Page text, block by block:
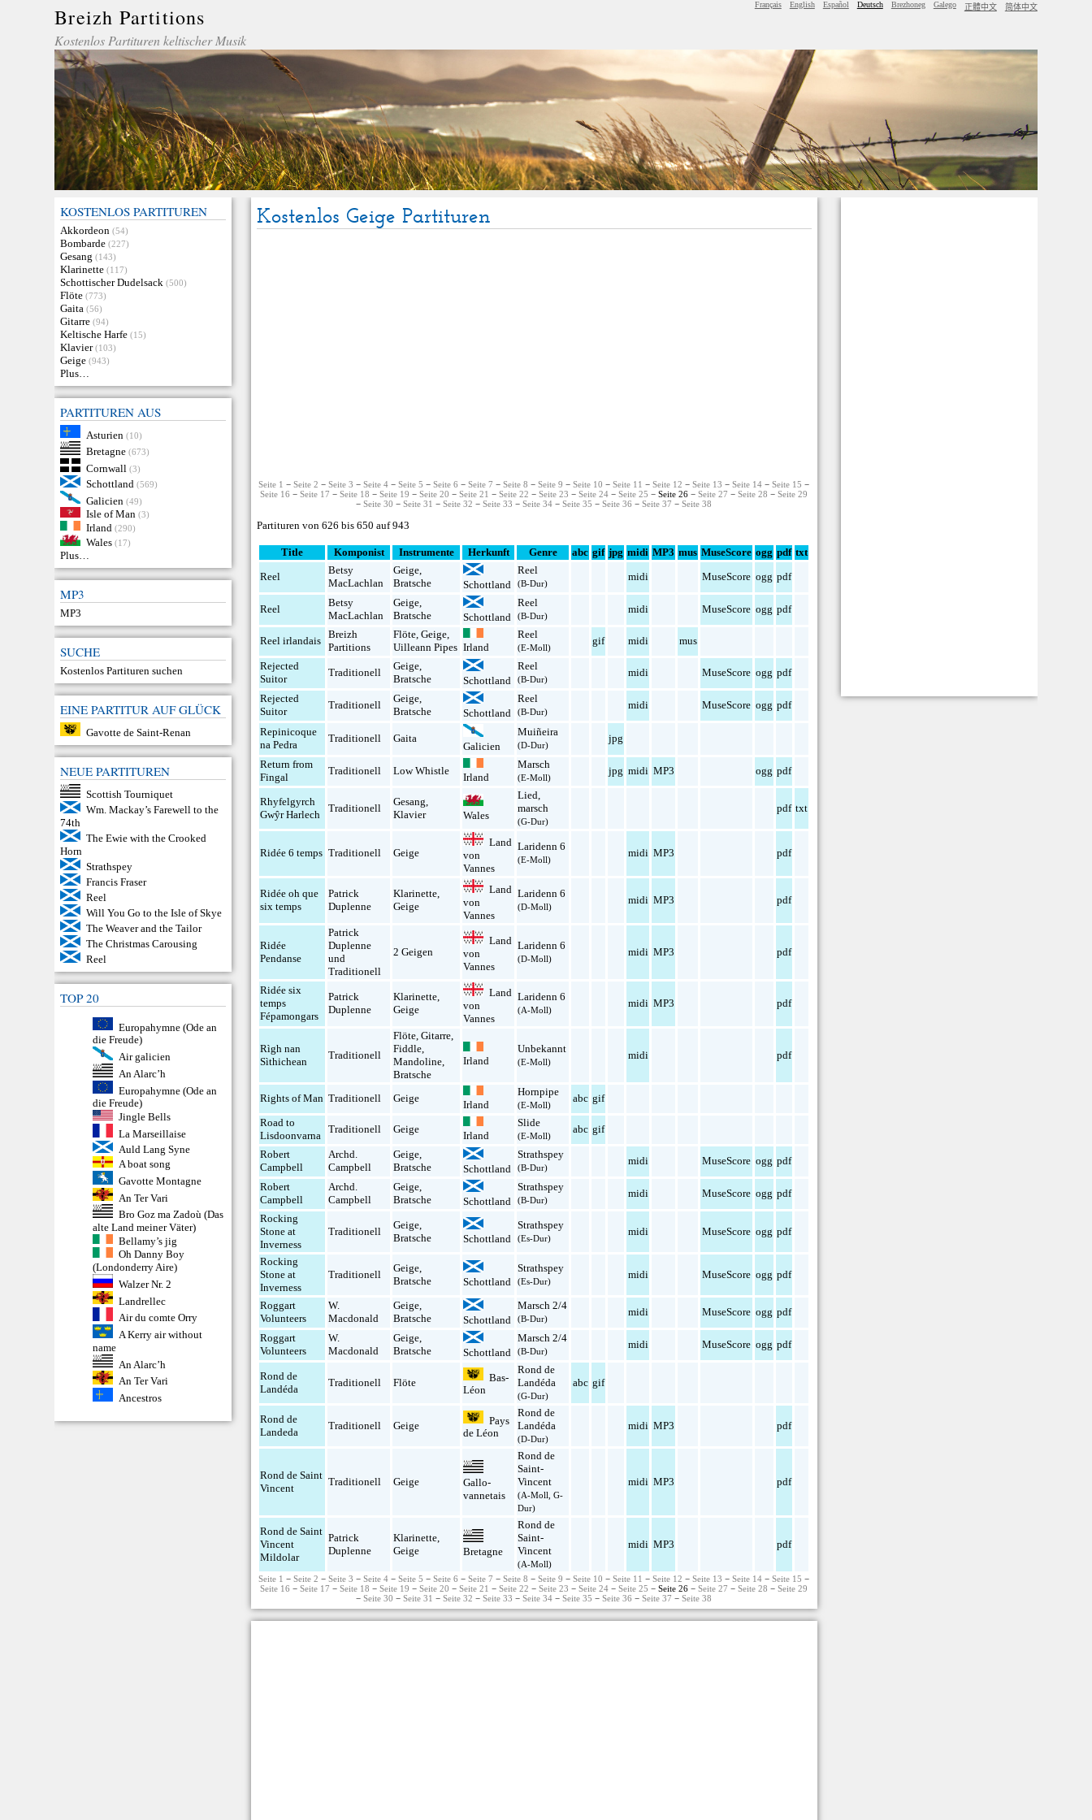
Breizh Partitions
Kostenlos Partituren keltischer Musik
Français English Español Deutsch Brezhoneg Galego 正體中文 简体中文
KOSTENLOS PARTITUREN
Akkordeon (54)
Bombarde (227)
Gesang (143)
Klarinette (117)
Schottischer Dudelsack (500)
Flöte (773)
Gaita (56)
Gitarre (94)
Keltische Harfe (15)
Klavier (103)
Geige (943)
Plus…
PARTITUREN AUS
Asturien (10)
Bretagne (673)
Cornwall (3)
Schottland (569)
Galicien (49)
Isle of Man (3)
Irland (290)
Wales (17)
Plus…
MP3
MP3
SUCHE
Kostenlos Partituren suchen
EINE PARTITUR AUF GLÜCK
Gavotte de Saint-Renan
NEUE PARTITUREN
Scottish Tourniquet
Wm. Mackay’s Farewell to the
74th
The Ewie with the Crooked
Horn
Strathspey
Francis Fraser
Reel
Will You Go to the Isle of Skye
The Weaver and the Tailor
The Christmas Carousing
Reel
TOP 20
Europahymne (Ode an
die Freude)
Air galicien
An Alarc’h
Europahymne (Ode an
die Freude)
Jingle Bells
La Marseillaise
Auld Lang Syne
A boat song
Gavotte Montagne
An Ter Vari
Bro Goz ma Zadoù (Das
alte Land meiner Väter)
Bellamy’s jig
Oh Danny Boy
(Londonderry Aire)
Walzer Nr. 2
Landrellec
Air du comte Orry
A Kerry air without
name
An Alarc’h
An Ter Vari
Ancestros
Kostenlos Geige Partituren
Seite 1 −Seite 2 −Seite 3 −Seite 4 −Seite 5 −Seite 6 −Seite 7 −Seite 8 −Seite 9 −Seite 10 −Seite 11 −Seite 12 −Seite 13 −Seite 14 −Seite 15 −
Seite 16 −Seite 17 −Seite 18 −Seite 19 −Seite 20 −Seite 21 −Seite 22 −Seite 23 −Seite 24 −Seite 25 − Seite 26 −Seite 27 −Seite 28 −Seite 29
−Seite 30 −Seite 31 −Seite 32 −Seite 33 −Seite 34 −Seite 35 −Seite 36 −Seite 37 −Seite 38
Partituren von 626 bis 650 auf 943
Title Komponist Instrumente Herkunft Genre abc gif jpg midi MP3 mus MuseScore ogg pdf txt
Reel
Betsy
MacLachlan
Geige
Bratsche
Schottland
Reel
(B-Dur)
midi MuseScore ogg pdf
Reel
Betsy
MacLachlan
Geige
Bratsche
Schottland
Reel
(B-Dur)
midi MuseScore ogg pdf
Reel irlandais
Breizh
Partitions
Flöte ,Geige
Uilleann Pipes Irland
Reel
(E-Moll)
gif midi mus
Rejected
Suitor
Traditionell
Geige
Bratsche
Schottland
Reel
(B-Dur)
midi MuseScore ogg pdf
Rejected
Suitor
Traditionell
Geige
Bratsche
Schottland
Reel
(B-Dur)
midi MuseScore ogg pdf
Repinicoque
na Pedra
Traditionell Gaita
Galicien
Muiñeira
(D-Dur)
jpg
Return from
Fingal
Traditionell Low Whistle
Irland
Marsch
(E-Moll)
jpg midi MP3 ogg pdf
Rhyfelgyrch
Gwŷr Harlech
Traditionell
Gesang
Klavier
Wales
Lied
marsch
(G-Dur)
pdf txt
Ridée 6 temps Traditionell Geige
Land
von
Vannes
Laridenn 6
(E-Moll)
midi MP3 pdf
Ridée oh que
six temps
Patrick
Duplenne
Klarinette
Geige
Land
von
Vannes
Laridenn 6
(D-Moll)
midi MP3 pdf
Ridée
Pendanse
Patrick
Duplenne
und
Traditionell
2 Geigen
Land
von
Vannes
Laridenn 6
(D-Moll)
midi MP3 pdf
Ridée six
temps
Fépamongars
Patrick
Duplenne
Klarinette
Geige
Land
von
Vannes
Laridenn 6
(A-Moll)
midi MP3 pdf
Rìgh nan
Sìthichean
Traditionell
Flöte ,Gitarre
Fiddle
Mandoline
Bratsche
Irland
Unbekannt
(E-Moll)
midi pdf
Rights of Man Traditionell Geige
Irland
Hornpipe
(E-Moll)
abc gif
Road to
Lisdoonvarna
Traditionell Geige
Irland
Slide
(E-Moll)
abc gif
Robert
Campbell
Archd.
Campbell
Geige
Bratsche
Schottland
Strathspey
(B-Dur)
midi MuseScore ogg pdf
Robert
Campbell
Archd.
Campbell
Geige
Bratsche
Schottland
Strathspey
(B-Dur)
midi MuseScore ogg pdf
Rocking
Stone at
Inverness
Traditionell
Geige
Bratsche
Schottland
Strathspey
(Es-Dur)
midi MuseScore ogg pdf
Rocking
Stone at
Inverness
Traditionell
Geige
Bratsche
Schottland
Strathspey
(Es-Dur)
midi MuseScore ogg pdf
Roggart
Volunteers
W.
Macdonald
Geige
Bratsche
Schottland
Marsch 2/4
(B-Dur)
midi MuseScore ogg pdf
Roggart
Volunteers
W.
Macdonald
Geige
Bratsche
Schottland
Marsch 2/4
(B-Dur)
midi MuseScore ogg pdf
Rond de
Landéda
Traditionell Flöte
Bas-
Léon
Rond de
Landéda
(G-Dur)
abc gif
Rond de
Landeda
Traditionell Geige
Pays
de Léon
Rond de
Landéda
(D-Dur)
midi MP3 pdf
Rond de Saint
Vincent
Traditionell Geige
Gallo-
vannetais
Rond de
Saint-
Vincent
(A-Moll, G-
Dur)
midi MP3 pdf
Rond de Saint
Vincent
Mildolar
Patrick
Duplenne
Klarinette
Geige
Bretagne
Rond de
Saint-
Vincent
(A-Moll)
midi MP3 pdf
Seite 1 −Seite 2 −Seite 3 −Seite 4 −Seite 5 −Seite 6 −Seite 7 −Seite 8 −Seite 9 −Seite 10 −Seite 11 −Seite 12 −Seite 13 −Seite 14 −Seite 15 −
Seite 16 −Seite 17 −Seite 18 −Seite 19 −Seite 20 −Seite 21 −Seite 22 −Seite 23 −Seite 24 −Seite 25 − Seite 26 −Seite 27 −Seite 28 −Seite 29
−Seite 30 −Seite 31 −Seite 32 −Seite 33 −Seite 34 −Seite 35 −Seite 36 −Seite 37 −Seite 38